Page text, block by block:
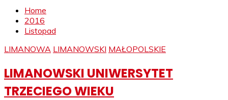
Home
2016
Listopad
LIMANOWA LIMANOWSKI MAŁOPOLSKIE
LIMANOWSKI UNIWERSYTET
TRZECIEGO WIEKU